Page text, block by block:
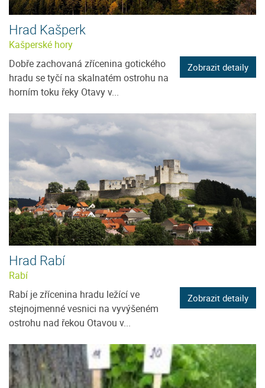
Hrad Kašperk
Kašperské hory
Dobře zachovaná zřícenina gotického
hradu se tyčí na skalnatém ostrohu na
horním toku řeky Otavy v...
Zobrazit detaily
Hrad Rabí
Rabí
Rabí je zřícenina hradu ležící ve
stejnojmenné vesnici na vyvýšeném
ostrohu nad řekou Otavou v...
Zobrazit detaily